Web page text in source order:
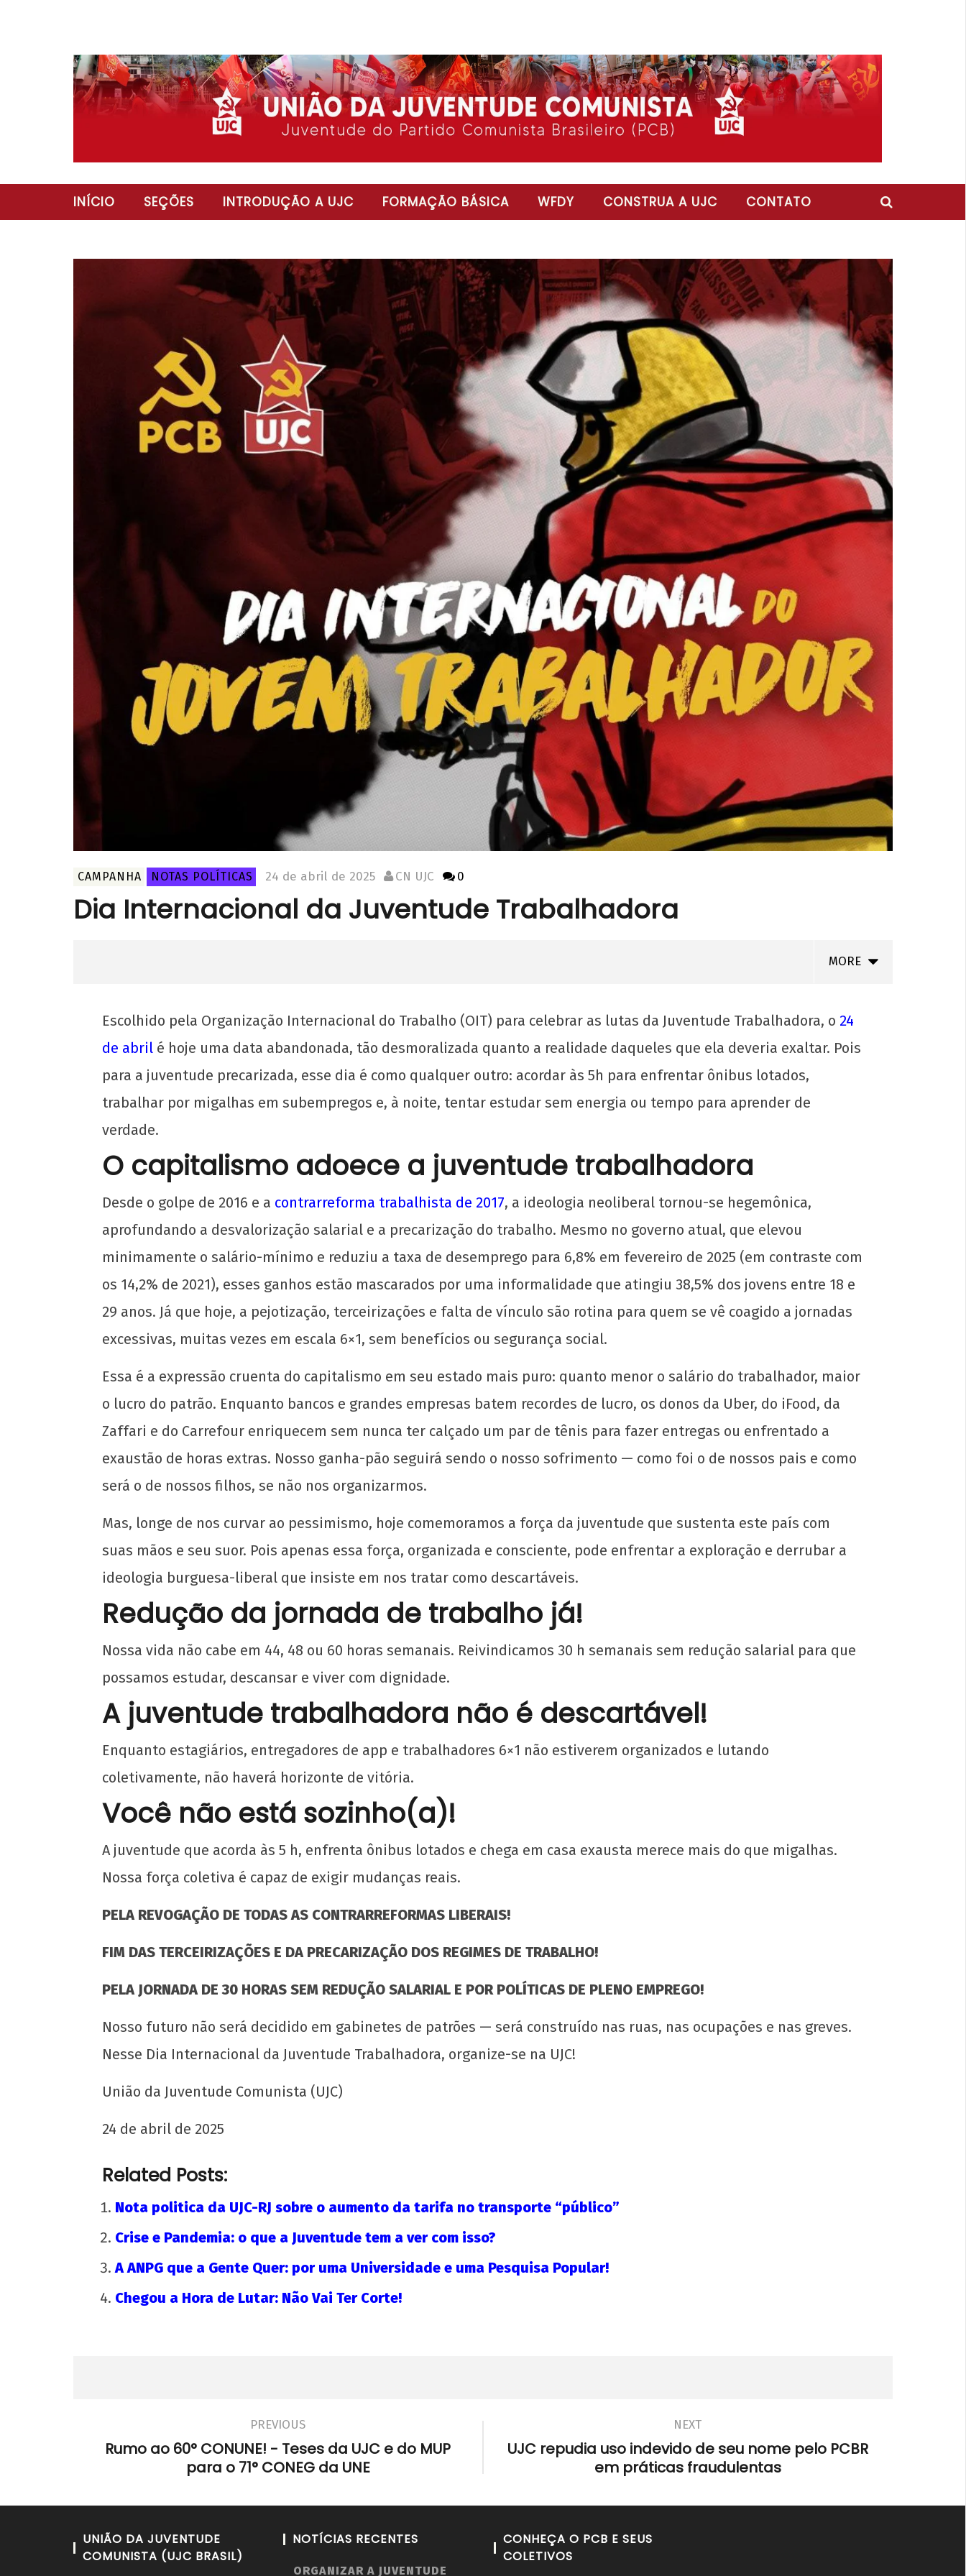
INÍCIO SEÇÕES INTRODUÇÃO A UJC FORMAÇÃO BÁSICA WFDY CONSTRUA A UJC CONTATO
CAMPANHA NOTAS POLÍTICAS 24 de abril de 2025 CN UJC 0
Dia Internacional da Juventude Trabalhadora
MORE
NOW VIEWING
Dia Internacional da Juventude
24
de
de
2025
CN
UJC
Manifesto de Lançamento da Campanha
24
de
de
2025
CN
UJC
UJC, 99 anos!
de
abril
2025
UJC
Sou comunista e não abro mão da Tarifa
Zero e da reestatização! Uma campanha
pela plena mobilidade territorial
abril
2025
Solidariedade ao movimento estudantil do
Acre
de
abril
de
2025
CN
Soberania alimentar é permanência: o
PASES e os Restaurantes Universitários
de
abril
de
2025
CN
Escolhido pela Organização Internacional do Trabalho (OIT) para celebrar as lutas da Juventude Trabalhadora, o 24
de abrilé hoje uma data abandonada, tão desmoralizada quanto a realidade daqueles que ela deveria exaltar. Pois
para a juventude precarizada, esse dia é como qualquer outro: acordar às 5h para enfrentar ônibus lotados,
trabalhar por migalhas em subempregos e, à noite, tentar estudar sem energia ou tempo para aprender de
verdade.
O capitalismo adoece a juventude trabalhadora
Desde o golpe de 2016 e a contrarreforma trabalhista de 2017, a ideologia neoliberal tornou-se hegemônica,
aprofundando a desvalorização salarial e a precarização do trabalho. Mesmo no governo atual, que elevou
minimamente o salário-mínimo e reduziu a taxa de desemprego para 6,8% em fevereiro de 2025 (em contraste com
os 14,2% de 2021), esses ganhos estão mascarados por uma informalidade que atingiu 38,5% dos jovens entre 18 e
29 anos. Já que hoje, a pejotização, terceirizações e falta de vínculo são rotina para quem se vê coagido a jornadas
excessivas, muitas vezes em escala 6×1, sem benefícios ou segurança social.
Essa é a expressão cruenta do capitalismo em seu estado mais puro: quanto menor o salário do trabalhador, maior
o lucro do patrão. Enquanto bancos e grandes empresas batem recordes de lucro, os donos da Uber, do iFood, da
Zaffari e do Carrefour enriquecem sem nunca ter calçado um par de tênis para fazer entregas ou enfrentado a
exaustão de horas extras. Nosso ganha-pão seguirá sendo o nosso sofrimento — como foi o de nossos pais e como
será o de nossos filhos, se não nos organizarmos.
Mas, longe de nos curvar ao pessimismo, hoje comemoramos a força da juventude que sustenta este país com
suas mãos e seu suor. Pois apenas essa força, organizada e consciente, pode enfrentar a exploração e derrubar a
ideologia burguesa-liberal que insiste em nos tratar como descartáveis.
Redução da jornada de trabalho já!
Nossa vida não cabe em 44, 48 ou 60 horas semanais. Reivindicamos 30 h semanais sem redução salarial para que
possamos estudar, descansar e viver com dignidade.
A juventude trabalhadora não é descartável!
Enquanto estagiários, entregadores de app e trabalhadores 6×1 não estiverem organizados e lutando
coletivamente, não haverá horizonte de vitória.
Você não está sozinho(a)!
A juventude que acorda às 5 h, enfrenta ônibus lotados e chega em casa exausta merece mais do que migalhas.
Nossa força coletiva é capaz de exigir mudanças reais.
PELA REVOGAÇÃO DE TODAS AS CONTRARREFORMAS LIBERAIS!
FIM DAS TERCEIRIZAÇÕES E DA PRECARIZAÇÃO DOS REGIMES DE TRABALHO!
PELA JORNADA DE 30 HORAS SEM REDUÇÃO SALARIAL E POR POLÍTICAS DE PLENO EMPREGO!
Nosso futuro não será decidido em gabinetes de patrões — será construído nas ruas, nas ocupações e nas greves.
Nesse Dia Internacional da Juventude Trabalhadora, organize-se na UJC!
União da Juventude Comunista (UJC)
24 de abril de 2025
Related Posts:
Nota politica da UJC-RJ sobre o aumento da tarifa no transporte “público”
Crise e Pandemia: o que a Juventude tem a ver com isso?
A ANPG que a Gente Quer: por uma Universidade e uma Pesquisa Popular!
Chegou a Hora de Lutar: Não Vai Ter Corte!
PREVIOUS
Rumo ao 60° CONUNE! - Teses da UJC e do MUP
para o 71° CONEG da UNE
NEXT
UJC repudia uso indevido de seu nome pelo PCBR
em práticas fraudulentas
UNIÃO DA JUVENTUDE
COMUNISTA (UJC BRASIL)
NOTÍCIAS RECENTES
ORGANIZAR A JUVENTUDE
CONHEÇA O PCB E SEUS
COLETIVOS